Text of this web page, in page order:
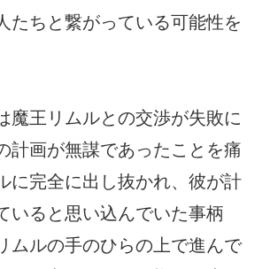
たちと繋がっている可能性を
魔王リムルとの交渉が失敗に
計画が無謀であったことを痛
に完全に出し抜かれ、彼が計
いると思い込んでいた事柄
ムルの手のひらの上で進んで